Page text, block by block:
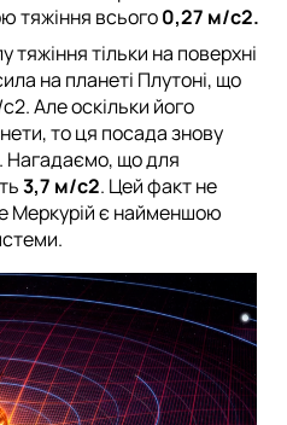
тяжіння всього0,27 м/с2.
тільки на поверхні
на планеті Плутоні, що
Але оскільки його
то ця посада знову
Нагадаємо, що для
3,7 м/с2. Цей факт не
Меркурій є найменшою